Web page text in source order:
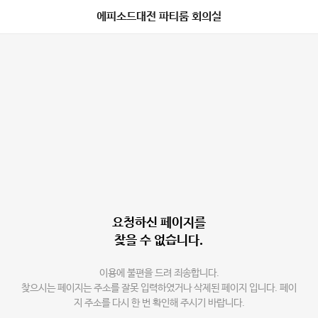
에피소드대전 파티룸 회의실
요청하신 페이지를
찾을 수 없습니다.
이용에 불편을 드려 죄송합니다.
찾으시는 페이지는 주소를 잘못 입력하였거나 삭제된 페이지 입니다. 페이
지 주소를 다시 한 번 확인해 주시기 바랍니다.